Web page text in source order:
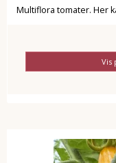
Multiflora tomater. Her
Vis